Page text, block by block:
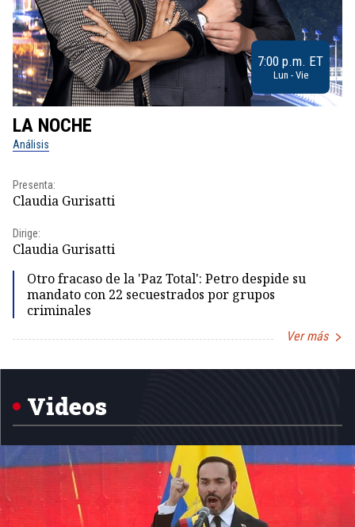
7:00 p.m. ET
Lun - Vie
LA NOCHE
Análisis
Presenta:
Claudia Gurisatti
Dirige:
Claudia Gurisatti
Otro fracaso de la 'Paz Total': Petro despide su
mandato con 22 secuestrados por grupos
criminales
Ver más
1
Videos